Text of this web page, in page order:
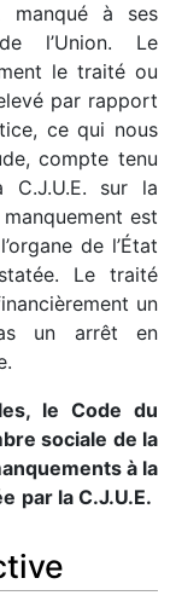
manqué à ses
l’Union. Le
le traité ou
par rapport
ce qui nous
compte tenu
C.J.U.E. sur la
est
de l’État
Le traité
un
un arrêt en
le Code du
sociale de la
à la
par la C.J.U.E.